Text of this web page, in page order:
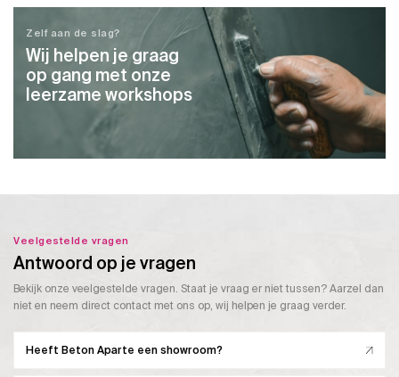
Zelf aan de slag?
Wij helpen je graag
op gang met onze
leerzame workshops
Veelgestelde vragen
Antwoord op je vragen
Bekijk onze veelgestelde vragen. Staat je vraag er niet tussen? Aarzel dan
niet en neem direct contact met ons op, wij helpen je graag verder.
Heeft Beton Aparte een showroom?